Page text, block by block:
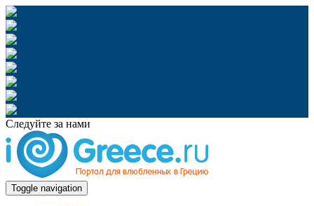
Следуйте за нами
Toggle navigation